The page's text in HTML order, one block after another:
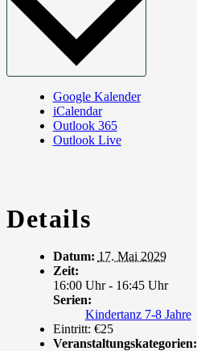
Google Kalender
iCalendar
Outlook 365
Outlook Live
Details
Datum: 17. Mai 2029
Zeit:
16:00 Uhr - 16:45 Uhr
Serien:
Kindertanz 7-8 Jahre
Eintritt: €25
Veranstaltungskategorien: